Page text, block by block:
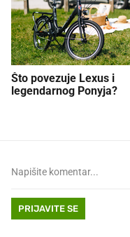
Što povezuje Lexus i
legendarnog Ponyja?
PRIJAVITE SE